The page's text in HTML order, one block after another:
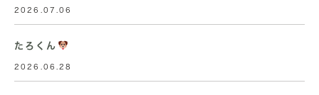
2026.07.06
たろくん
2026.06.28